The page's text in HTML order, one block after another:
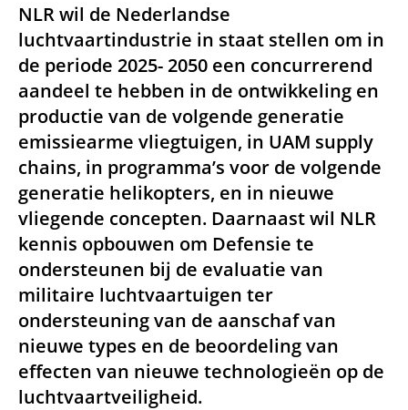
NLR wil de Nederlandse
luchtvaartindustrie in staat stellen om in
de periode 2025- 2050 een concurrerend
aandeel te hebben in de ontwikkeling en
productie van de volgende generatie
emissiearme vliegtuigen, in UAM supply
chains, in programma’s voor de volgende
generatie helikopters, en in nieuwe
vliegende concepten. Daarnaast wil NLR
kennis opbouwen om Defensie te
ondersteunen bij de evaluatie van
militaire luchtvaartuigen ter
ondersteuning van de aanschaf van
nieuwe types en de beoordeling van
effecten van nieuwe technologieën op de
luchtvaartveiligheid.